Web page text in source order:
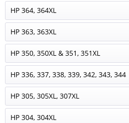
HP 364, 364XL
HP 363, 363XL
HP 350, 350XL & 351, 351XL
HP 336, 337, 338, 339, 342, 343, 344
HP 305, 305XL, 307XL
HP 304, 304XL